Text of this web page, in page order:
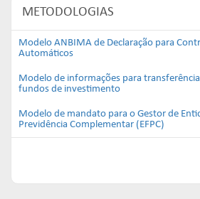
METODOLOGIAS
Modelo ANBIMA de Declaração para
Automáticos
Modelo de informações para
fundos de investimento
Modelo de mandato para o Gestor de
Previdência Complementar (EFPC)